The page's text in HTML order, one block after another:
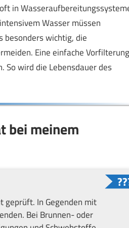
in
Wasser müssen
besonders wichtig, die
Eine einfache Vorfilterung
wird die Lebensdauer des
bei meinem
In Gegenden mit
Bei Brunnen- oder